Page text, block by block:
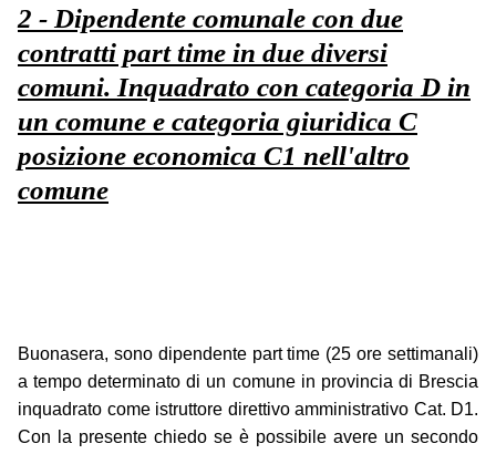
2 - Dipendente comunale con due
contratti part time in due diversi
comuni. Inquadrato con categoria D in
un comune e categoria giuridica C
posizione economica C1 nell'altro
comune
Buonasera, sono dipendente part time (25 ore settimanali)
a tempo determinato di un comune in provincia di Brescia
inquadrato come istruttore direttivo amministrativo Cat. D1.
Con la presente chiedo se è possibile avere un secondo